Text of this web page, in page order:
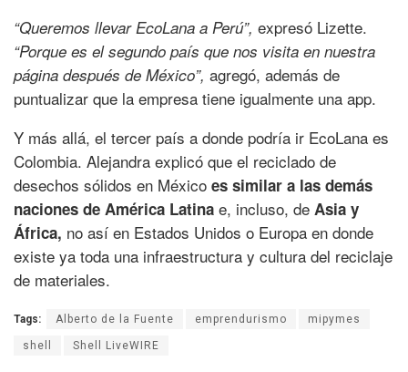
“Queremos llevar EcoLana a Perú”, expresó Lizette.
“Porque es el segundo país que nos visita en nuestra
página después de México”, agregó, además de
puntualizar que la empresa tiene igualmente una app.
Y más allá, el tercer país a donde podría ir EcoLana es
Colombia. Alejandra explicó que el reciclado de
desechos sólidos en México es similar a las demás
naciones de América Latina e, incluso, de Asia y
África, no así en Estados Unidos o Europa en donde
existe ya toda una infraestructura y cultura del reciclaje
de materiales.
Tags: Alberto de la Fuente emprendurismo mipymes
shell Shell LiveWIRE